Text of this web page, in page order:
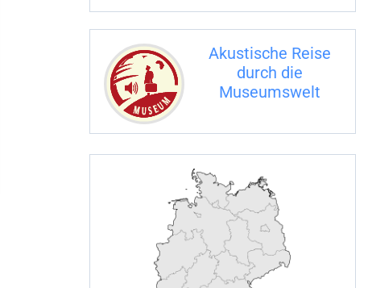
MUSEUM
Akustische Reise
durch die
Museumswelt